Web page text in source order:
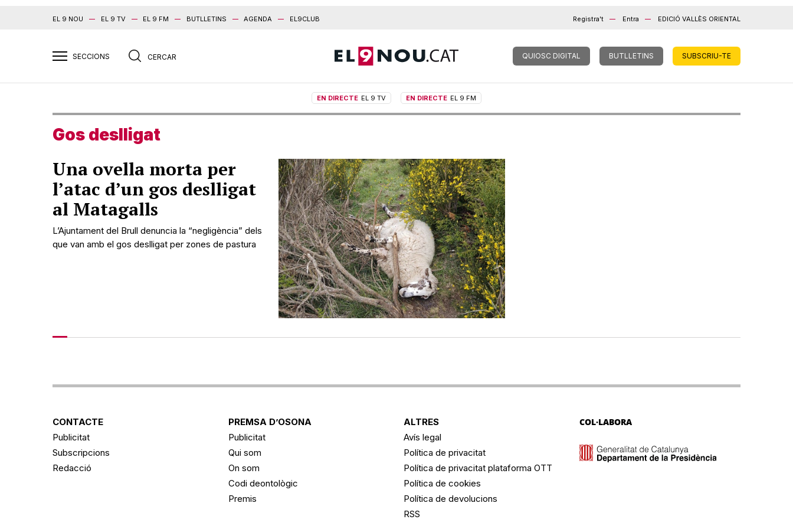
EL 9 NOU EL 9 TV EL 9 FM BUTLLETINS AGENDA EL9CLUB Registra't Entra EDICIÓ VALLÈS ORIENTAL
QUIOSC DIGITAL BUTLLETINS SUBSCRIU-TE
EN DIRECTE EL 9 TV EN DIRECTE EL 9 FM
Gos deslligat
Una ovella morta per
l’atac d’un gos deslligat
al Matagalls
L’Ajuntament del Brull denuncia la “negligència” dels
que van amb el gos deslligat per zones de pastura
CONTACTE
Publicitat
Subscripcions
Redacció
PREMSA D’OSONA
Publicitat
Qui som
On som
Codi deontològic
Premis
ALTRES
Avís legal
Política de privacitat
Política de privacitat plataforma OTT
Política de cookies
Política de devolucions
RSS
COL·LABORA